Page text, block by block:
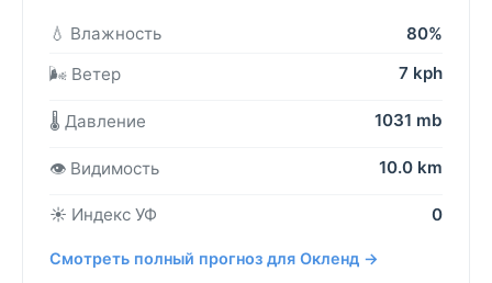
💧 Влажность
80%
🌬️ Ветер
7 kph
🌡️ Давление 1031 mb
👁️ Видимость 10.0 km
☀️ Индекс УФ 0
Смотреть полный прогноз для Окленд →